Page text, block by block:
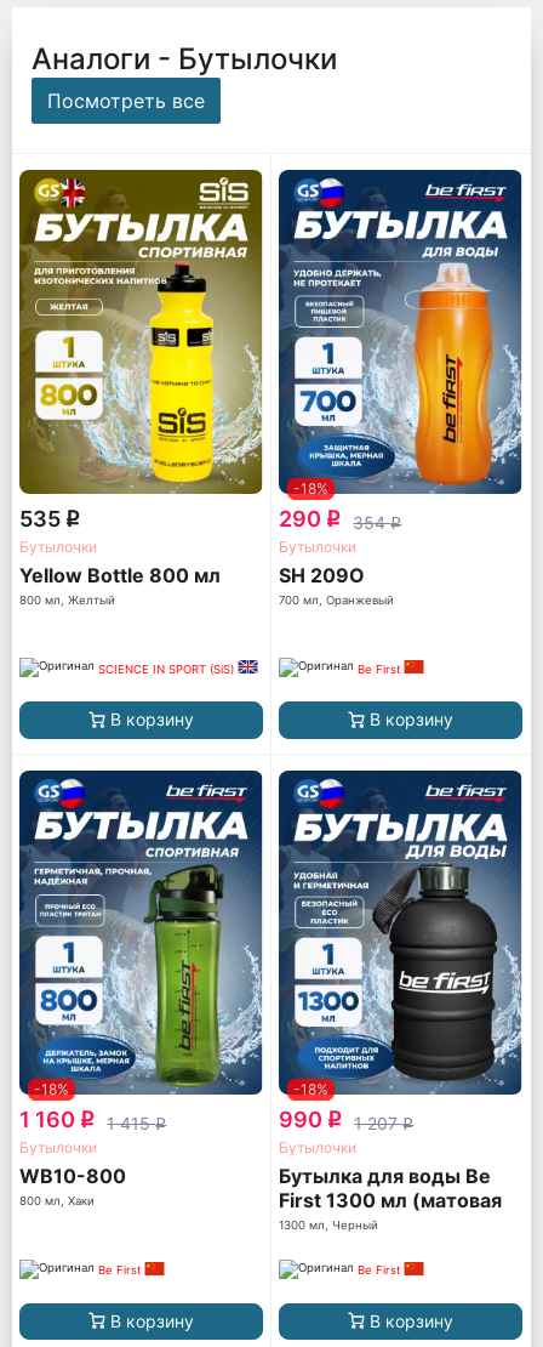
Аналоги - Бутылочки
Посмотреть все
535 q
Бутылочки
Yellow Bottle 800 мл
800 мл, Желтый
SCIENCE IN SPORT (SiS)
В корзину
-18%
290 q 354q
Бутылочки
SH 209O
700 мл, Оранжевый
Be First
В корзину
-18%
1 160 q 1 415q
Бутылочки
WB10-800
800 мл, Хаки
Be First
В корзину
-18%
990 q 1 207q
Бутылочки
Бутылка для воды Be
First 1300 мл (матовая
TS1300-FOROST)
1300 мл, Черный
Be First
В корзину